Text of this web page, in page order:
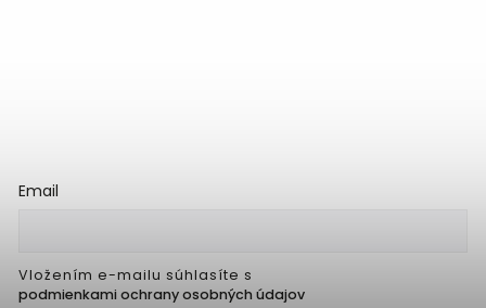
Email
Vložením e-mailu súhlasíte s
podmienkami ochrany osobných údajov